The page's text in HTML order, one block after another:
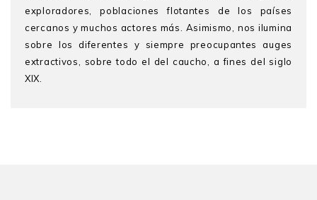
exploradores, poblaciones flotantes de los países
cercanos y muchos actores más. Asimismo, nos ilumina
sobre los diferentes y siempre preocupantes auges
extractivos, sobre todo el del caucho, a fines del siglo
XIX.